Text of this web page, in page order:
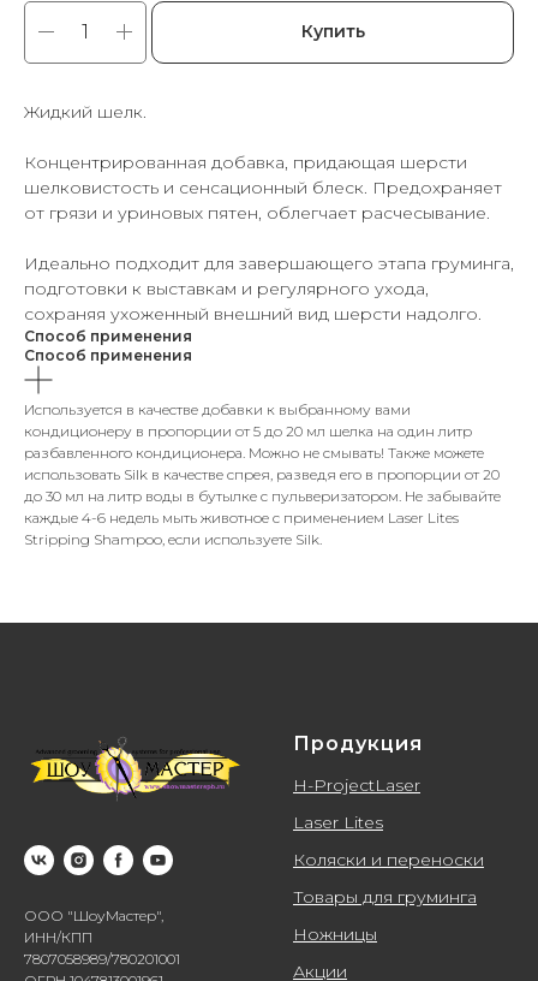
Купить
Жидкий шелк.
Концентрированная добавка, придающая шерсти
шелковистость и сенсационный блеск. Предохраняет
от грязи и уриновых пятен, облегчает расчесывание.
Идеально подходит для завершающего этапа груминга,
подготовки к выставкам и регулярного ухода,
сохраняя ухоженный внешний вид шерсти надолго.
Способ применения
Способ применения
Используется в качестве добавки к выбранному вами
кондиционеру в пропорции от 5 до 20 мл шелка на один литр
разбавленного кондиционера. Можно не смывать! Также можете
использовать Silk в качестве спрея, разведя его в пропорции от 20
до 30 мл на литр воды в бутылке с пульверизатором. Не забывайте
каждые 4-6 недель мыть животное с применением Laser Lites
Stripping Shampoo, если используете Silk.
ООО "ШоуМастер",
ИНН/КПП
7807058989/780201001
Продукция
H-ProjectLaser
Laser Lites
Коляски и переноски
Товары для груминга
Ножницы
Акции